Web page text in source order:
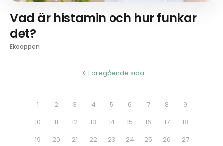
Vad är histamin och hur funkar
det?
Ekoappen
Föregående sida
1 2 3 4 5 6 7 8
9
10
11 12 13 14 15 16 17
18
19
20 21 22 23 24 25 26
27